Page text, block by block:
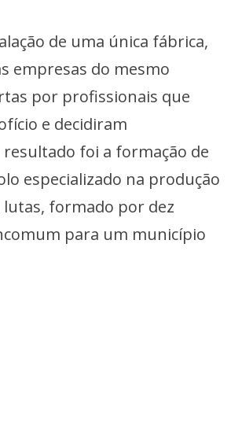
de uma única fábrica,
empresas do mesmo
por profissionais que
e decidiram
foi a formação de
especializado na produção
formado por dez
para um município